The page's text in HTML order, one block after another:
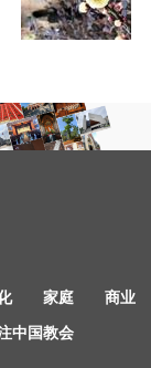
家庭 商业
中国教会